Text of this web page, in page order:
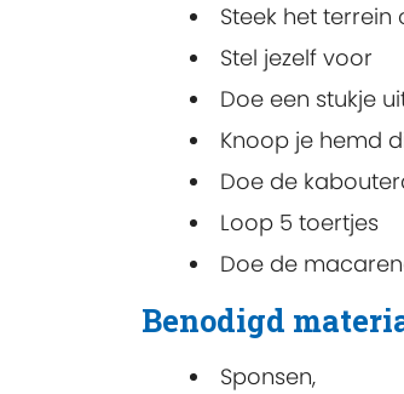
Steek het
Stel jezelf voor
Doe een stukje
Knoop je hemd
Doe de
Loop 5 toertjes
Doe de
Benodigd
Sponsen,